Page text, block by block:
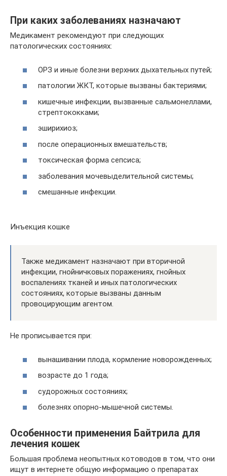
При каких заболеваниях назначают
Медикамент рекомендуют при следующих
патологических состояниях:
ОРЗ и иные болезни верхних дыхательных путей;
патологии ЖКТ, которые вызваны бактериями;
кишечные инфекции, вызванные сальмонеллами,
стрептококками;
эширихиоз;
после операционных вмешательств;
токсическая форма сепсиса;
заболевания мочевыделительной системы;
смешанные инфекции.
Инъекция кошке
Также медикамент назначают при вторичной
инфекции, гнойничковых поражениях, гнойных
воспалениях тканей и иных патологических
состояниях, которые вызваны данным
провоцирующим агентом.
Не прописывается при:
вынашивании плода, кормление новорожденных;
возрасте до 1 года;
судорожных состояниях;
болезнях опорно-мышечной системы.
Особенности применения Байтрила для
лечения кошек
Большая проблема неопытных котоводов в том, что они
ищут в интернете общую информацию о препаратах